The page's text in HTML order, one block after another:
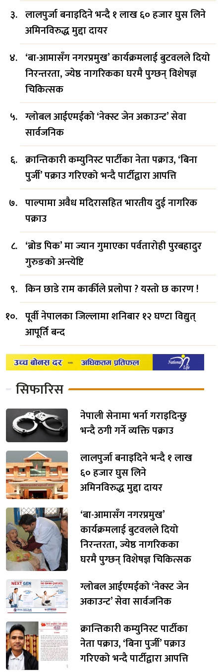
लालपुर्जा बनाइदिने भन्दै १ लाख ६० हजार घुस लिने
अमिनविरुद्ध मुद्दा दायर
‘बा-आमासँग नगरप्रमुख’ कार्यक्रमलाई बुटवलले दियो
निरन्तरता, ज्येष्ठ नागरिकका घरमै पुग्छन् विशेषज्ञ
चिकित्सक
ग्लोबल आईएमईको ‘नेक्स्ट जेन अकाउन्ट’ सेवा
सार्वजनिक
क्रान्तिकारी कम्युनिस्ट पार्टीका नेता पक्राउ, ‘बिना
पुर्जी’ पक्राउ गरिएको भन्दै पार्टीद्वारा आपत्ति
पाल्पामा अवैध मदिरासहित भारतीय दुई नागरिक
पक्राउ
‘ब्रोड पिक’ मा ज्यान गुमाएका पर्वतारोही पुरबहादुर
गुरुङको अन्त्येष्टि
किन छाडे राम कार्कीले प्रलोपा ? यस्तो छ कारण !
पूर्वी नेपालका जिल्लामा शनिबार १२ घण्टा विद्युत्
आपूर्ति बन्द
सिफारिस
नेपाली सेनामा भर्ना गराइदिन्छु
भन्दै ठगी गर्ने व्यक्ति पक्राउ
लालपुर्जा बनाइदिने भन्दै १ लाख
६० हजार घुस लिने
अमिनविरुद्ध मुद्दा दायर
‘बा-आमासँग नगरप्रमुख’
कार्यक्रमलाई बुटवलले दियो
निरन्तरता, ज्येष्ठ नागरिकका
घरमै पुग्छन् विशेषज्ञ चिकित्सक
ग्लोबल आईएमईको ‘नेक्स्ट जेन
अकाउन्ट’ सेवा सार्वजनिक
क्रान्तिकारी कम्युनिस्ट पार्टीका
नेता पक्राउ, ‘बिना पुर्जी’ पक्राउ
गरिएको भन्दै पार्टीद्वारा आपत्ति